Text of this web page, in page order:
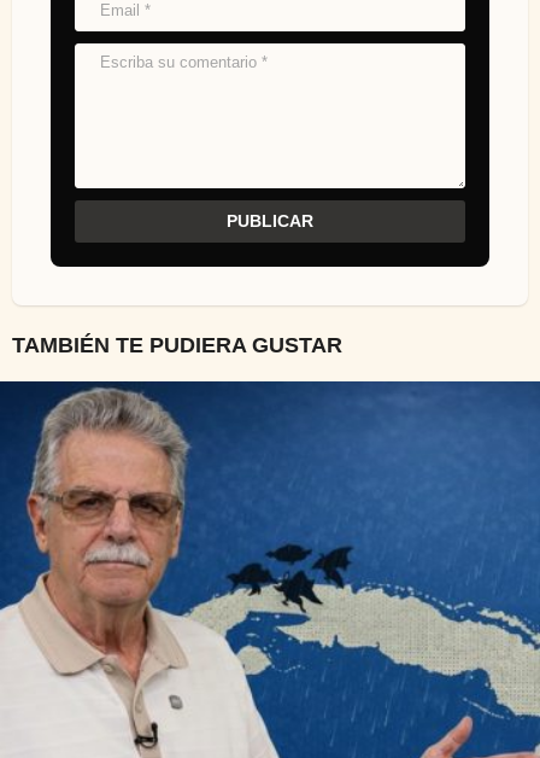
TAMBIÉN TE PUDIERA GUSTAR